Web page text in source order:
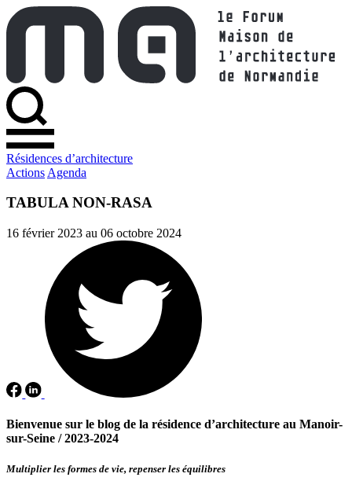
Résidences d’architecture
Actions Agenda
TABULA NON-RASA
16 février 2023 au 06 octobre 2024
Bienvenue sur le blog de la résidence d’architecture au Manoir-
sur-Seine /2023-2024
Multiplier les formes de vie, repenser les équilibres